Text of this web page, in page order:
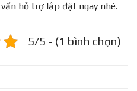
hỗ trợ lắp đặt ngay nhé.
5/5 - (1 bình chọn)